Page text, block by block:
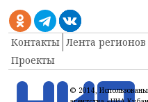
Контакты Лента регионов
Проекты
© 2014,